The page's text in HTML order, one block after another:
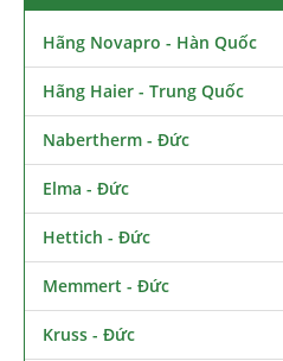
Hãng Novapro - Hàn Quốc
Hãng Haier - Trung Quốc
Nabertherm - Đức
Elma - Đức
Hettich - Đức
Memmert - Đức
Kruss - Đức